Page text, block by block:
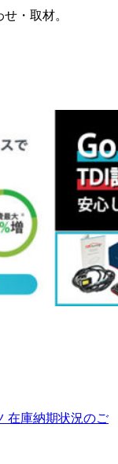
・取材。
在庫納期状況のご